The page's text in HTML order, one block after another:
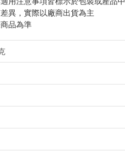
異，實際以廠商出貨為主
品為準